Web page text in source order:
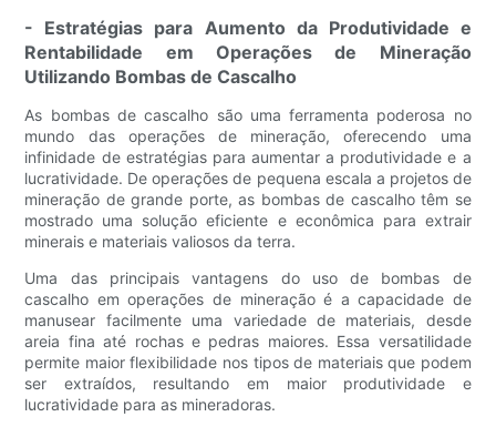
- Estratégias para Aumento da Produtividade e
Rentabilidade em Operações de Mineração
Utilizando Bombas de Cascalho
As bombas de cascalho são uma ferramenta poderosa no
mundo das operações de mineração, oferecendo uma
infinidade de estratégias para aumentar a produtividade e a
lucratividade. De operações de pequena escala a projetos de
mineração de grande porte, as bombas de cascalho têm se
mostrado uma solução eficiente e econômica para extrair
minerais e materiais valiosos da terra.
Uma das principais vantagens do uso de bombas de
cascalho em operações de mineração é a capacidade de
manusear facilmente uma variedade de materiais, desde
areia fina até rochas e pedras maiores. Essa versatilidade
permite maior flexibilidade nos tipos de materiais que podem
ser extraídos, resultando em maior produtividade e
lucratividade para as mineradoras.